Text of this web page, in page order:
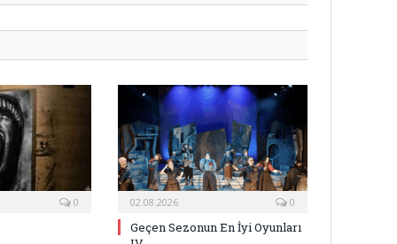
0 02.08.2026 0
Geçen Sezonun En İyi Oyunları